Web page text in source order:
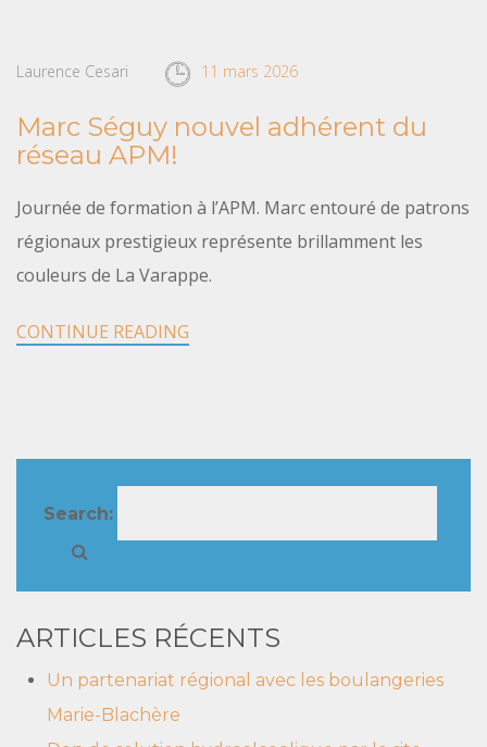
Laurence Cesari 11 mars 2026
Marc Séguy nouvel adhérent du
réseau APM!
Journée de formation à l’APM. Marc entouré de patrons
régionaux prestigieux représente brillamment les
couleurs de La Varappe.
CONTINUE READING
Search:
ARTICLES RÉCENTS
Un partenariat régional avec les boulangeries
Marie-Blachère